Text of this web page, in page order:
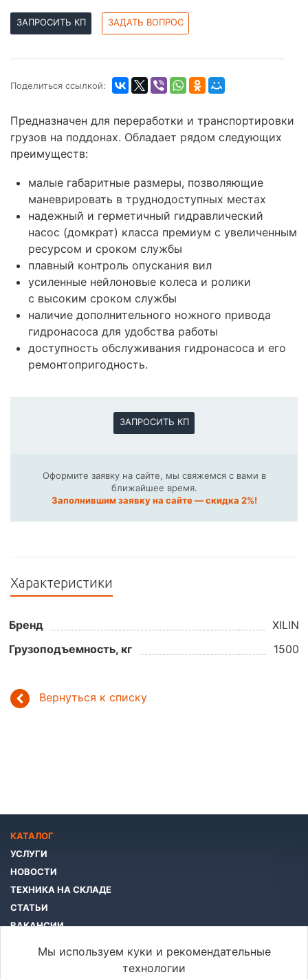
ЗАПРОСИТЬ КП ЗАДАТЬ ВОПРОС
Поделиться ссылкой:
Предназначен для переработки и транспортировки
грузов на поддонах. Обладает рядом следующих
преимуществ:
малые габаритные размеры, позволяющие
маневрировать в труднодоступных местах
надежный и герметичный гидравлический
насос (домкрат) класса премиум с увеличенным
ресурсом и сроком службы
плавный контроль опускания вил
усиленные нейлоновые колеса и ролики
с высоким сроком службы
наличие дополнительного ножного привода
гидронасоса для удобства работы
доступность обслуживания гидронасоса и его
ремонтопригодность.
ЗАПРОСИТЬ КП
Оформите заявку на сайте, мы свяжемся с вами в
ближайшее время.
Заполнившим заявку на сайте — скидка 2%!
Характеристики
Бренд
XILIN
Грузоподъемность, кг
1500
Вернуться к списку
КАТАЛОГ
УСЛУГИ
НОВОСТИ
ТЕХНИКА НА СКЛАДЕ
СТАТЬИ
ВАКАНСИИ
Мы используем куки и рекомендательные
технологии